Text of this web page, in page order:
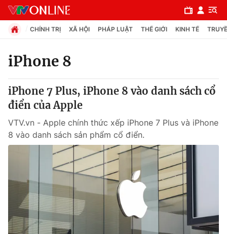
Chuyên mục
Chính trị
Xã hội
Thế giới
CHÍNH TRỊ XÃ HỘI PHÁP LUẬT THẾ GIỚI KINH TẾ
iPhone 8
iPhone 7 Plus, iPhone 8 vào danh sách cổ
điển của Apple
VTV.vn - Apple chính thức xếp iPhone 7 Plus và iPhone
8 vào danh sách sản phẩm cổ điển.